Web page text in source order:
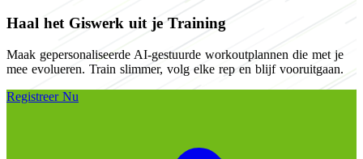
Haal het Giswerk uit je Training
Maak gepersonaliseerde AI-gestuurde workoutplannen die met je
mee evolueren. Train slimmer, volg elke rep en blijf vooruitgaan.
Registreer Nu